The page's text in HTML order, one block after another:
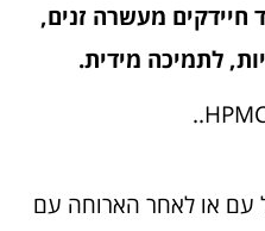
מיליארד חיידקים מעשרה זנים,
לתמיכה מידית.
עם או לאחר הארוחה עם